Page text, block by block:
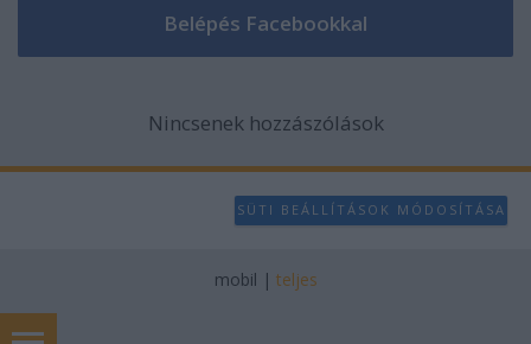
Nincsenek hozzászólások
SÜTI BEÁLLÍTÁSOK MÓDOSÍTÁSA
mobil | teljes